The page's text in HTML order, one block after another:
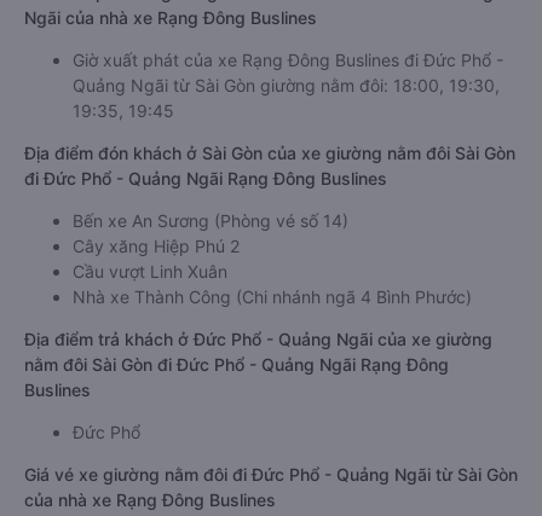
Ngãi của nhà xe Rạng Đông Buslines
Giờ xuất phát của xe Rạng Đông Buslines đi Đức Phổ -
Quảng Ngãi từ Sài Gòn giường nằm đôi: 18:00, 19:30,
19:35, 19:45
Địa điểm đón khách ở Sài Gòn của xe giường nằm đôi Sài Gòn
đi Đức Phổ - Quảng Ngãi Rạng Đông Buslines
Bến xe An Sương (Phòng vé số 14)
Cây xăng Hiệp Phú 2
Cầu vượt Linh Xuân
Nhà xe Thành Công (Chi nhánh ngã 4 Bình Phước)
Địa điểm trả khách ở Đức Phổ - Quảng Ngãi của xe giường
nằm đôi Sài Gòn đi Đức Phổ - Quảng Ngãi Rạng Đông
Buslines
Đức Phổ
Giá vé xe giường nằm đôi đi Đức Phổ - Quảng Ngãi từ Sài Gòn
của nhà xe Rạng Đông Buslines